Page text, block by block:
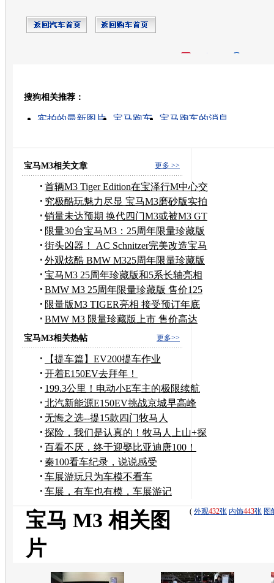
搜狗相关推荐：
实拍的最新图片 宝马跑车
宝马跑车的消息
更多 >>
宝马M3相关文章
首辆M3 Tiger Edition在宝泽行M中心交
付
究极酷玩魅力尽显 宝马M3磨砂版实拍
图解
销量未达预期 换代四门M3或被M3 GT
取代
限量30台宝马M3：25周年限量珍藏版
售罄
街头凶器！ AC Schnitzer完美改造宝马
M3
外观炫酷 BMW M325周年限量珍藏版
亮相
宝马M3 25周年珍藏版和5系长轴亮相
成都
BMW M3 25周年限量珍藏版 售价125
万元
限量版M3 TIGER亮相 接受预订年底
销售
BMW M3 限量珍藏版上市 售价高达
125万
更多>>
宝马M3相关热帖
【提车篇】EV200提车作业
开着E150EV去拜年！
199.3公里！电动小E车主的极限续航
挑战！
北汽新能源E150EV挑战京城早高峰
续航成绩145.1公里！
无悔之选--提15款四门牧马人
探险，我们是认真的！牧马人上山+探
险
百看不厌，终于迎娶比亚迪唐100！
秦100看车纪录，说说感受
车展游玩只为车模不看车
车展，有车也有模，车展游记
( 外观432张 内饰443张 图
宝马 M3 相关图
片